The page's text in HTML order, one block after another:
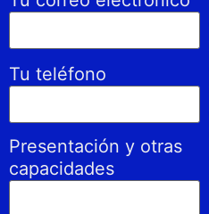
Tu teléfono
Presentación y otras
capacidades